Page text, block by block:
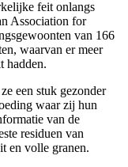
feit onlangs
Association for
van 166
waarvan er meer
hadden.
een stuk gezonder
waar zij hun
van de
residuen van
en volle granen.